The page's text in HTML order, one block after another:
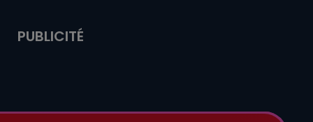
PUBLICITÉ